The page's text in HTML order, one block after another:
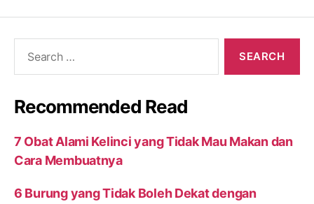
Recommended Read
7 Obat Alami Kelinci yang Tidak Mau Makan dan
Cara Membuatnya
6 Burung yang Tidak Boleh Dekat dengan